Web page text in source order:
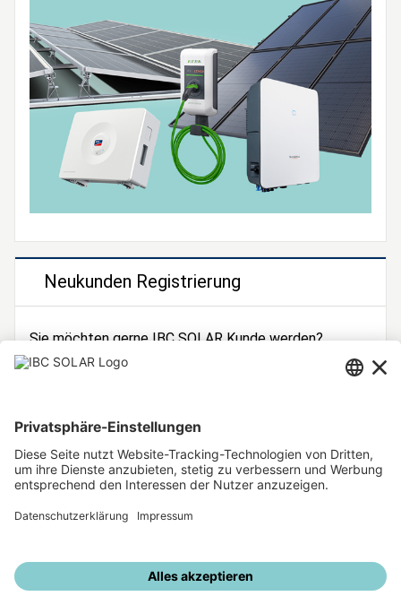
Neukunden Registrierung
Sie möchten gerne IBC SOLAR Kunde werden?
Dann registrieren Sie sich jetzt!
Unsere weiteren Angebote
IBC SOLAR Webseite